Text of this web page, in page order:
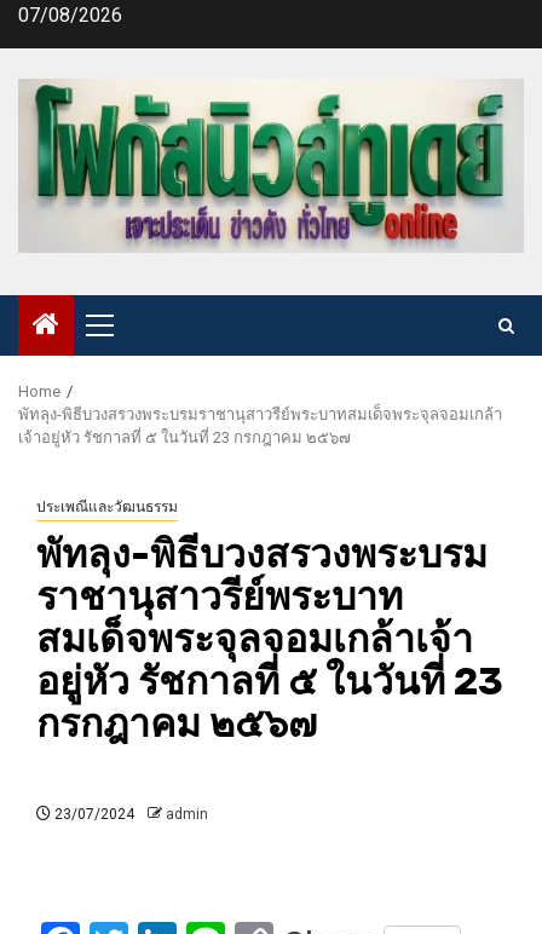
Skip07/08/2026
Primary
Menu
Home
พัทลุง-พิธีบวงสรวงพระบรมราชานุสาวรีย์พระบาทสมเด็จพระจุลจอมเกล้า
เจ้าอยู่หัว รัชกาลที่ ๕ ในวันที่ 23 กรกฎาคม ๒๕๖๗
ประเพณีและวัฒนธรรม
พัทลุง-พิธีบวงสรวงพระบรม
ราชานุสาวรีย์พระบาท
สมเด็จพระจุลจอมเกล้าเจ้า
อยู่หัว รัชกาลที่ ๕ ในวันที่ 23
กรกฎาคม ๒๕๖๗
23/07/2024 admin